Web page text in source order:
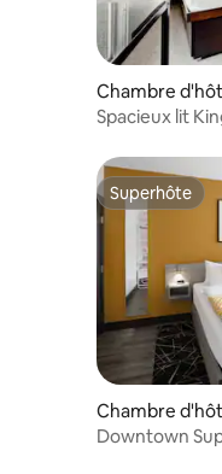
Chambre
Spacieux lit
Superhôte
Superhôte
Chambre
Downtown